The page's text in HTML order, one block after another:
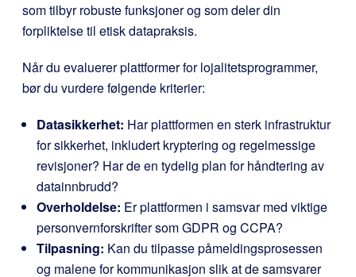
som tilbyr robuste funksjoner og som deler din
forpliktelse til etisk datapraksis.
Når du evaluerer plattformer for lojalitetsprogrammer,
bør du vurdere følgende kriterier:
Datasikkerhet: Har plattformen en sterk infrastruktur
for sikkerhet, inkludert kryptering og regelmessige
revisjoner? Har de en tydelig plan for håndtering av
datainnbrudd?
Overholdelse: Er plattformen i samsvar med viktige
personvernforskrifter som GDPR og CCPA?
Tilpasning: Kan du tilpasse påmeldingsprosessen
og malene for kommunikasjon slik at de samsvarer